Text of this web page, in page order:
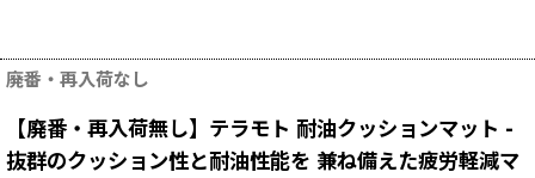
廃番・再入荷なし
【廃番・再入荷無し】テラモト 耐油クッションマット -
抜群のクッション性と耐油性能を 兼ね備えた疲労軽減マ